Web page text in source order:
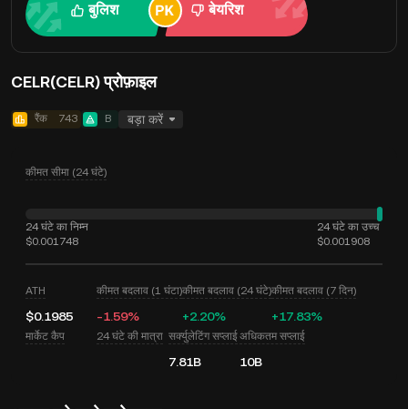
बुलिश बेयरिश
CELR(CELR) प्रोफ़ाइल
रैंक 743 B बड़ा करें
कीमत सीमा (24 घंटे)
24 घंटे का निम्न
$0.001748
24 घंटे का उच्च
$0.001908
ATH
$0.1985
कीमत बदलाव (1 घंटा)
-1.59%
कीमत बदलाव (24 घंटे)
+2.20%
कीमत बदलाव (7 दिन)
+17.83%
मार्केट कैप 24 घंटे की मात्रा सर्क्युलेटिंग सप्लाई
7.81B
अधिकतम सप्लाई
10B